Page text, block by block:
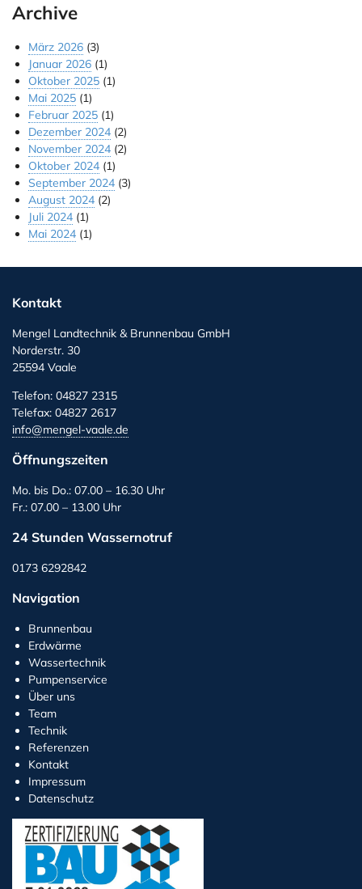
Archive
März 2026 (3)
Januar 2026 (1)
Oktober 2025 (1)
Mai 2025 (1)
Februar 2025 (1)
Dezember 2024 (2)
November 2024 (2)
Oktober 2024 (1)
September 2024 (3)
August 2024 (2)
Juli 2024 (1)
Mai 2024 (1)
Kontakt
Mengel Landtechnik & Brunnenbau GmbH
Norderstr. 30
25594 Vaale
Telefon: 04827 2315
Telefax: 04827 2617
info@mengel-vaale.de
Öffnungszeiten
Mo. bis Do.: 07.00 – 16.30 Uhr
Fr.: 07.00 – 13.00 Uhr
24 Stunden Wassernotruf
0173 6292842
Navigation
Brunnenbau
Erdwärme
Wassertechnik
Pumpenservice
Über uns
Team
Technik
Referenzen
Kontakt
Impressum
Datenschutz